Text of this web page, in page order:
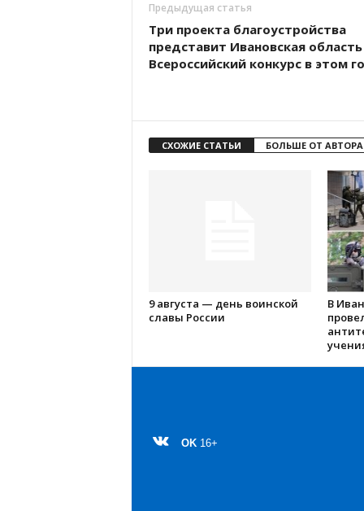
Предыдущая статья
Три проекта благоустройства
представит Ивановская область
Всероссийский конкурс в этом
СХОЖИЕ СТАТЬИ БОЛЬШЕ ОТ АВТОРА
9 августа — день воинской
славы России
В
OK 16+